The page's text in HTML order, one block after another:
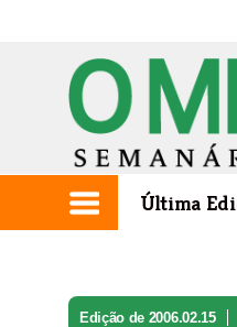
Última
Edição de 2006.02.15